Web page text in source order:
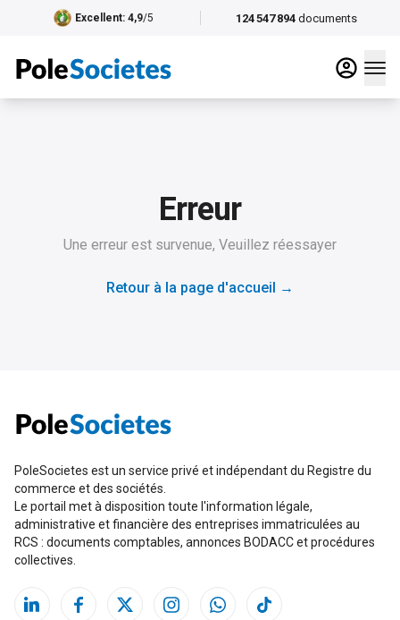
124 547 894 documents
Excellent: 4,9/5
Erreur
Une erreur est survenue, Veuillez réessayer
Retour à la page d'accueil →
PoleSocietes est un service privé et indépendant du Registre du
commerce et des sociétés.
Le portail met à disposition toute l'information légale,
administrative et financière des entreprises immatriculées au
RCS : documents comptables, annonces BODACC et procédures
collectives.